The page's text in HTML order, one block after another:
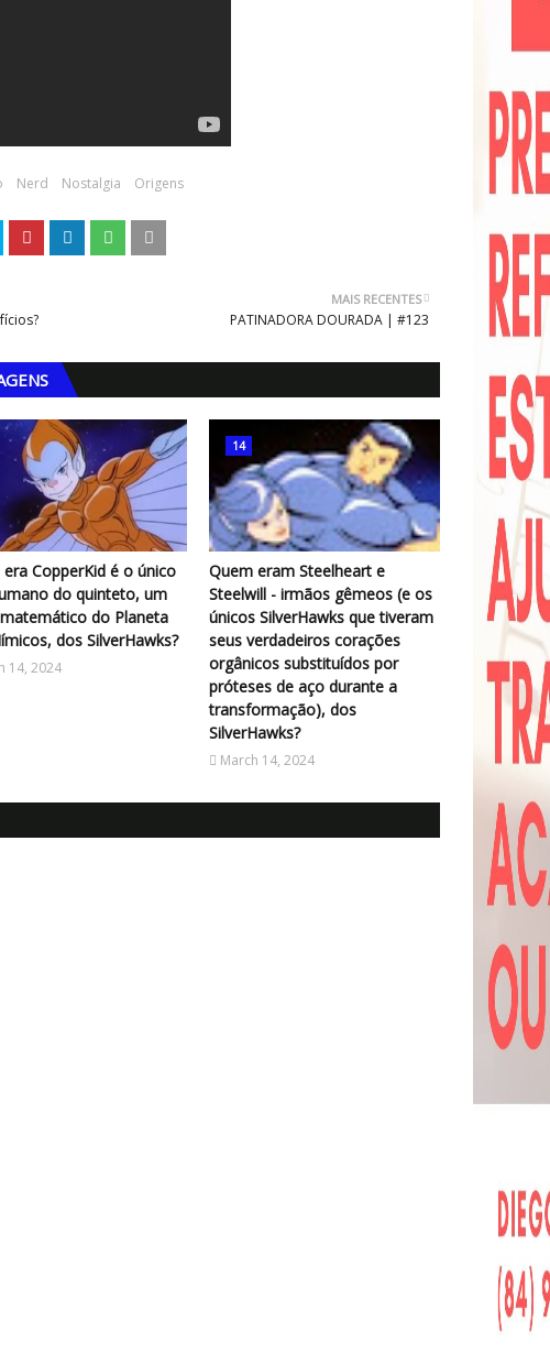
Nerd Nostalgia Origens
MAIS RECENTES
PATINADORA DOURADA | #123
CopperKid é o único
do quinteto, um
do Planeta
dos SilverHawks?
14, 2024
14
Quem eram Steelheart e
Steelwill - irmãos gêmeos (e os
únicos SilverHawks que tiveram
seus verdadeiros corações
orgânicos substituídos por
próteses de aço durante a
transformação), dos
SilverHawks?
March 14, 2024